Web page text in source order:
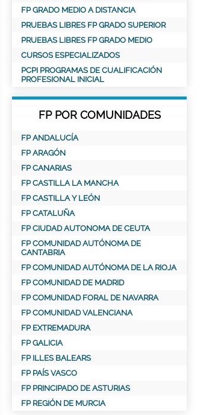
FP GRADO MEDIO A DISTANCIA
PRUEBAS LIBRES FP GRADO SUPERIOR
PRUEBAS LIBRES FP GRADO MEDIO
CURSOS ESPECIALIZADOS
PCPI PROGRAMAS DE CUALIFICACIÓN
PROFESIONAL INICIAL
FP POR COMUNIDADES
FP ANDALUCÍA
FP ARAGÓN
FP CANARIAS
FP CASTILLA LA MANCHA
FP CASTILLA Y LEÓN
FP CATALUÑA
FP CIUDAD AUTONOMA DE CEUTA
FP COMUNIDAD AUTÓNOMA DE
CANTABRIA
FP COMUNIDAD AUTÓNOMA DE LA RIOJA
FP COMUNIDAD DE MADRID
FP COMUNIDAD FORAL DE NAVARRA
FP COMUNIDAD VALENCIANA
FP EXTREMADURA
FP GALICIA
FP ILLES BALEARS
FP PAÍS VASCO
FP PRINCIPADO DE ASTURIAS
FP REGIÓN DE MURCIA